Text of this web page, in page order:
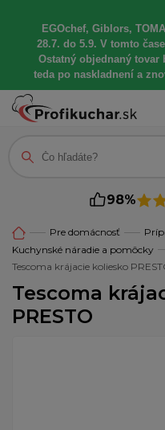
EGOchef, Giblors,
28.7. do 5.9. V tomto
Ostatný objednaný tovar
teda po naskladnení a
98%
Pre domácnosť
Kuchynské náradie a pomôcky
Tescoma krájacie koliesko
Tescoma
PRESTO